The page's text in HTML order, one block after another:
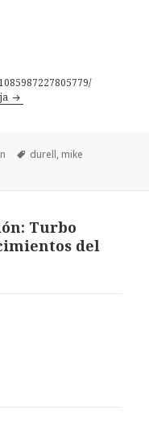
Etiquetas
durell, mike
Turbo
del